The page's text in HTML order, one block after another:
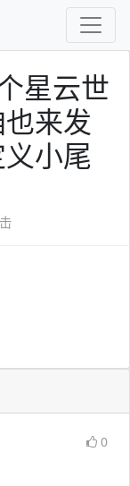
星云世
来发
小尾
0